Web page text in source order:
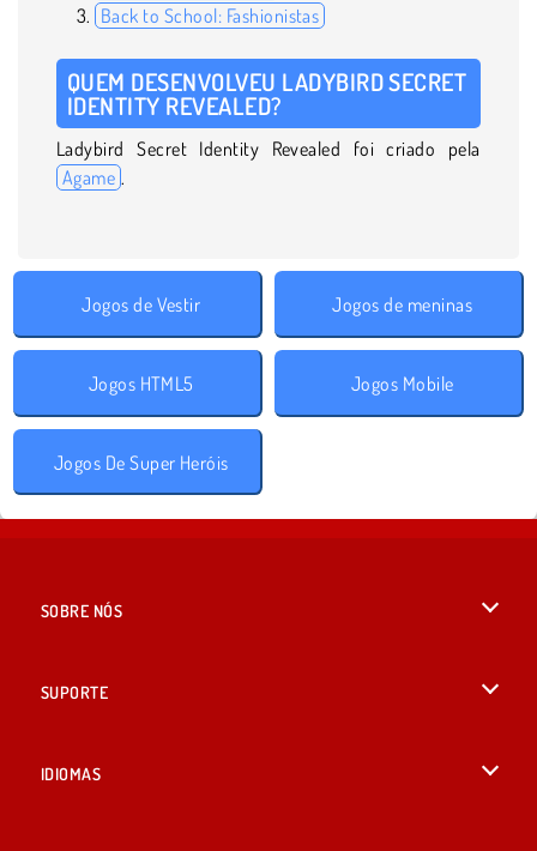
Back to School: Fashionistas
QUEM DESENVOLVEU LADYBIRD SECRET
IDENTITY REVEALED?
Ladybird Secret Identity Revealed foi criado pela
Agame .
Jogos de Vestir Jogos de meninas
Jogos HTML5 Jogos Mobile
Jogos De Super Heróis
SOBRE NÓS
SUPORTE
IDIOMAS